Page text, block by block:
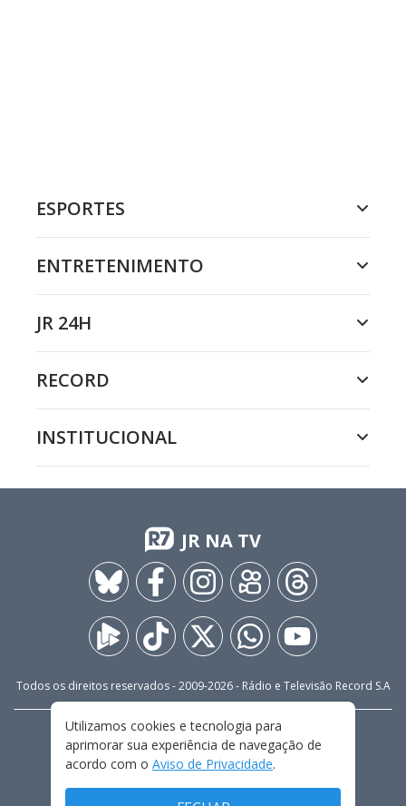
ESPORTES
ENTRETENIMENTO
JR 24H
RECORD
INSTITUCIONAL
JR NA TV
Todos os direitos reservados - 2009-2026- Rádio e Televisão Record S.A
FALE CONOSCO
PRIVACIDADE
TERMOS E CONDIÇÕES DE USO
Utilizamos cookies e tecnologia para
aprimorar sua experiência de navegação de
acordo com o Aviso de Privacidade.